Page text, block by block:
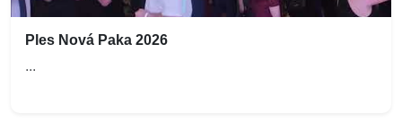
Ples Nová Paka 2026
...